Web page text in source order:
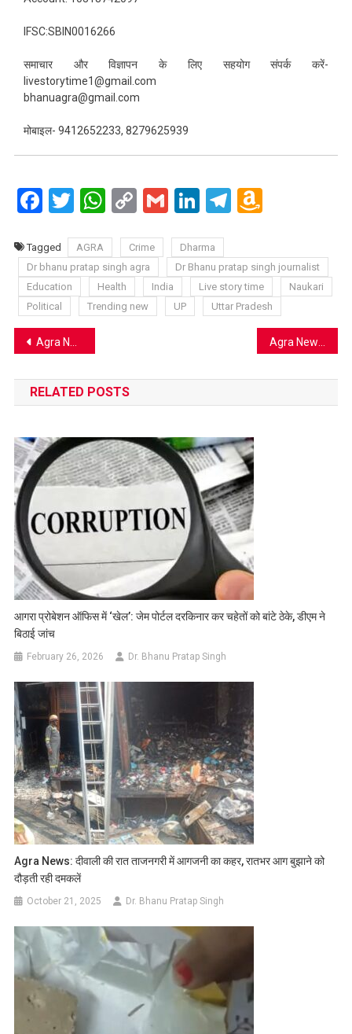
IFSC:SBIN0016266
समाचार और विज्ञापन के लिए सहयोग संपर्क करें-
livestorytime1@gmail.com
bhanuagra@gmail.com
मोबाइल- 9412652233, 8279625939
Facebook
Twitter
WhatsApp
CopyGmailLinkedIn
Telegram
Amazon
List
Tagged AGRA Crime
Dharma
Dr bhanu pratap singh agra
Dr Bhanu pratap singh journalist
Education
Health India Live story time
Naukari
Political
Trending new UP Uttar Pradesh
Post
navigation
​Agra News: शोहदे की प्रताड़ना से दुखी होकर 17 वर्षीय छात्रा ने दी जान; पिता ने लगाया पीछा करने का आरोप
RELATED POSTS
आगरा प्रोबेशन ऑफिस में ‘खेल’: जेम पोर्टल दरकिनार कर चहेतों को बांटे ठेके, डीएम ने
बिठाई जांच
February 26, 2026 Dr. Bhanu Pratap Singh
Agra News: दीवाली की रात ताजनगरी में आगजनी का कहर, रातभर आग बुझाने को
दौड़ती रही दमकलें
October 21, 2025 Dr. Bhanu Pratap Singh